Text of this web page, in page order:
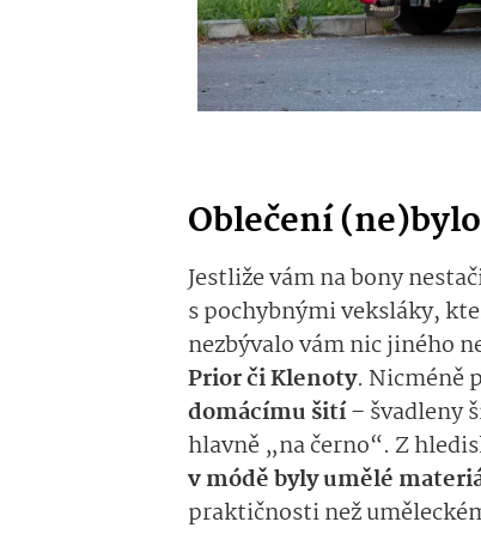
Oblečení (ne)bylo
Jestliže vám na bony
s pochybnými veksláky,
nezbývalo vám nic jiného
Prior či Klenoty. Nicméně
domácímu šití– švadleny
hlavně „na černo“. Z
v módě byly umělé
praktičnosti než